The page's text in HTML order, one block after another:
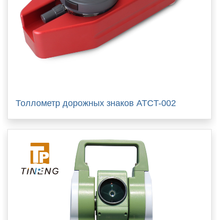
Толлометр дорожных знаков ATCT-002